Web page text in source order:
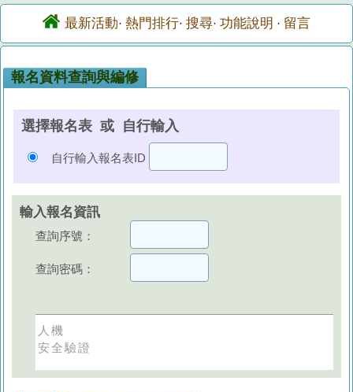
最新活動· 熱門排行· 搜尋· 功能說明 · 留言
報名資料查詢與編修
選擇報名表 或 自行輸入
自行輸入報名表ID
輸入報名資訊
查詢序號：
查詢密碼：
人機
安全驗證